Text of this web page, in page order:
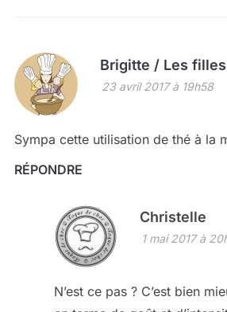
Brigitte / Les
23 avril 2017 à 19h58
Sympa cette utilisation de thé à la
RÉPONDRE
Christelle
1 mai 2017 à
N’est ce pas ? C’est bien